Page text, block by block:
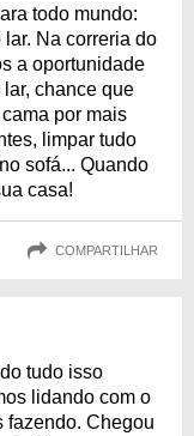
todo mundo:
Na correria do
a oportunidade
chance que
por mais
limpar tudo
sofá... Quando
casa!
COMPARTILHAR
tudo isso
lidando com o
fazendo. Chegou